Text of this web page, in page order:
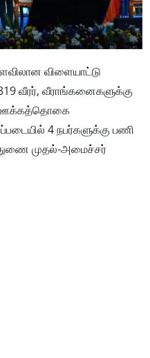
விளையாட்டு
வீரர், வீராங்கனைகளுக்கு
ஊக்கத்தொகை
4 நபர்களுக்கு பணி
முதல்-அமைச்சர்